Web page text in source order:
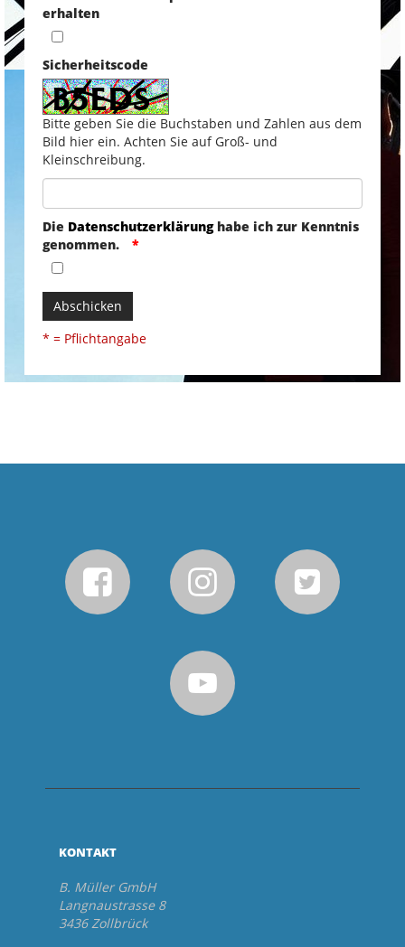
erhalten
Sicherheitscode
Bitte geben Sie die Buchstaben und Zahlen aus dem
Bild hier ein. Achten Sie auf Groß- und
Kleinschreibung.
Die Datenschutzerklärunghabe ich zur Kenntnis
genommen.
Abschicken
* = Pflichtangabe
KONTAKT
B. Müller GmbH
Langnaustrasse 8
3436 Zollbrück